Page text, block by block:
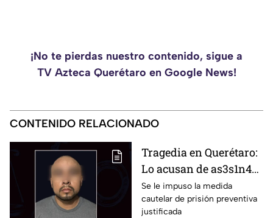
¡No te pierdas nuestro contenido, sigue a
TV Azteca Querétaro en Google News!
CONTENIDO RELACIONADO
Tragedia en Querétaro:
Lo acusan de as3s1n4r
al exesposo de su
pareja
Se le impuso la medida
cautelar de prisión preventiva
justificada